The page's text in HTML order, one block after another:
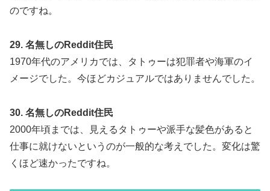
のですね。
29. 名無しのReddit住民
1970年代のアメリカでは、タトゥーは犯罪者や海軍のイ
メージでした。今ほどカジュアルではありませんでした。
30. 名無しのReddit住民
2000年頃までは、見えるタトゥーや派手な髪色があると
仕事に就けないというのが一般的な考えでした。変化は驚
くほど速かったですね。